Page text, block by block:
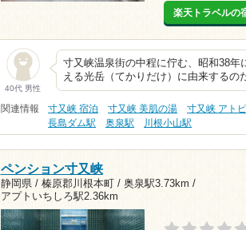
楽天トラベルの
40代 男性
寸又峡温泉街の中程に佇む、昭和38
える光岳（てかりだけ）に由来する
関連情報 寸又峡 宿泊 寸又峡 美肌の湯 寸又峡 アト
長島ダム駅
奥泉駅 川根小山駅
ペンション寸又峡
静岡県 / 榛原郡川根本町 / 奥泉駅3.73km /
アプトいちしろ駅2.36km